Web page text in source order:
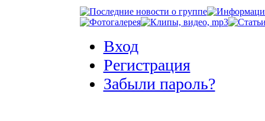
Вход
Регистрация
Забыли пароль?